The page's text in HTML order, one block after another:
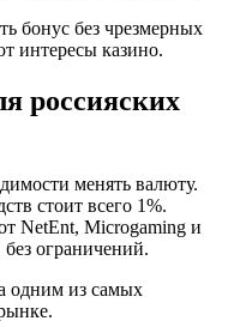
бонус без чрезмерных
интересы казино.
россияских
менять валюту.
стоит всего 1%.
NetEnt, Microgaming и
ограничений.
одним из самых